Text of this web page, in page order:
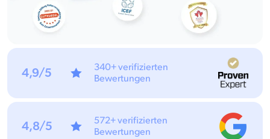
4,9/5
340+ verifizierten
Bewertungen
4,8/5
572+ verifizierten
Bewertungen